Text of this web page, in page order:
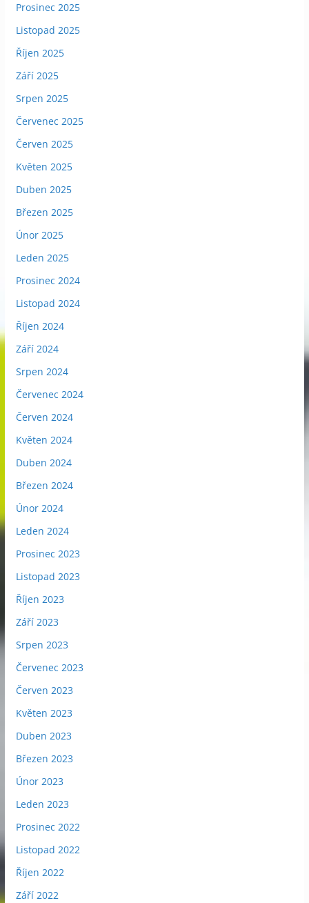
Prosinec 2025
Listopad 2025
Říjen 2025
Září 2025
Srpen 2025
Červenec 2025
Červen 2025
Květen 2025
Duben 2025
Březen 2025
Únor 2025
Leden 2025
Prosinec 2024
Listopad 2024
Říjen 2024
Září 2024
Srpen 2024
Červenec 2024
Červen 2024
Květen 2024
Duben 2024
Březen 2024
Únor 2024
Leden 2024
Prosinec 2023
Listopad 2023
Říjen 2023
Září 2023
Srpen 2023
Červenec 2023
Červen 2023
Květen 2023
Duben 2023
Březen 2023
Únor 2023
Leden 2023
Prosinec 2022
Listopad 2022
Říjen 2022
Září 2022